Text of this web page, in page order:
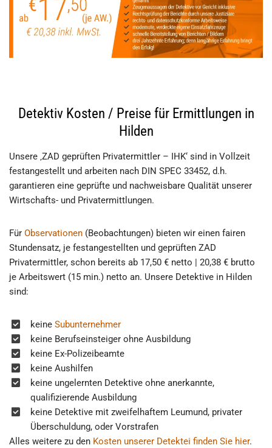
Detektiv Kosten / Preise für Ermittlungen in
Hilden
Unsere ‚ZAD geprüften Privatermittler – IHK‘ sind in Vollzeit
festangestellt und arbeiten nach DIN SPEC 33452, d.h.
garantieren eine geprüfte und nachweisbare Qualität unserer
Wirtschafts- und Privatermittlungen.
Für Observationen (Beobachtungen) bieten wir einen fairen
Stundensatz, je festangestellten und geprüften ZAD
Privatermittler, schon bereits ab 17,50 € netto | 20,38 € brutto
je Arbeitswert (15 min.) netto an. Unsere Detektive in Hilden
sind:
keine Subunternehmer
keine Berufseinsteiger ohne Ausbildung
keine Ex-Polizeibeamte
keine Aushilfen
keine ungelernten Detektive ohne anerkannte,
qualifizierende Ausbildung
keine Detektive mit zweifelhaftem Leumund, privater
Überschuldung, oder Vorstrafen
Alles weitere zu den Kosten unserer Detektei finden Sie hier.